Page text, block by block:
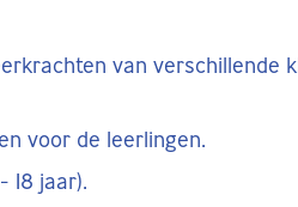
van verschillende
voor de leerlingen.
18 jaar).